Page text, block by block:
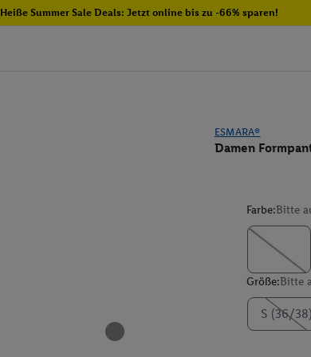
Heiße Summer Sale Deals: Jetzt online bis zu -66% sparen!
ESMARA®
Damen
Farbe:Bitte
Größe:Bitte
S (36/38)